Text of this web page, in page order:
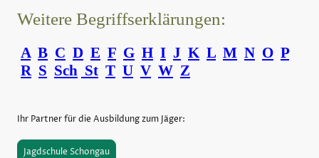
Weitere Begriffserklärungen:
A B C D E F G H I J K L M N O P
R S Sch St T U V W Z
Ihr Partner für die Ausbildung zum Jäger:
Jagdschule Schongau